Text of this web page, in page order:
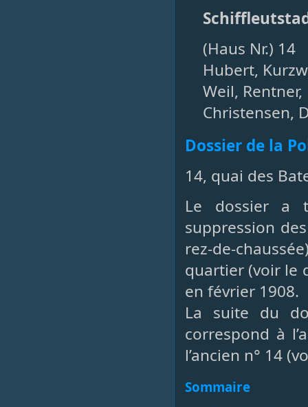
(Haus Nr.) 14
Hubert,
Weil, Rentner,
Christensen,
Dossier de la
14, quai des
Le dossier a
suppression
rez-de-
quartier (voir le
en février 1908.
La suite du
correspond à
l’ancien n° 14
Sommaire